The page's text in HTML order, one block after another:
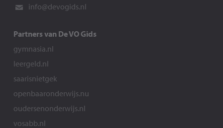
info@devogids.nl
Partners van De VO Gids
gymnasia.nl
leergeld.nl
saarisnietgek
openbaaronderwijs.nu
oudersenonderwijs.nl
vosabb.nl